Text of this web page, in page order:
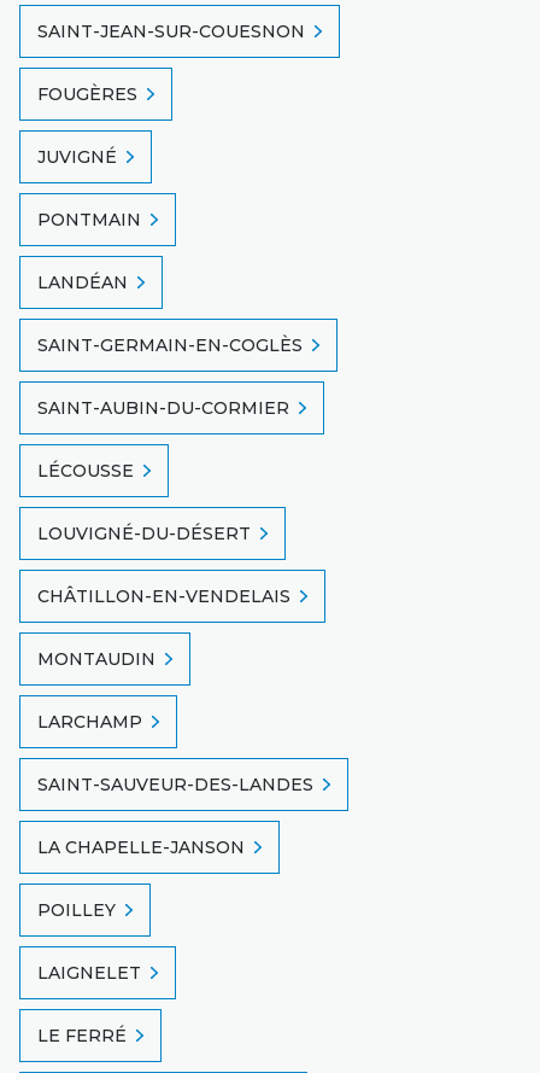
SAINT-JEAN-SUR-COUESNON
FOUGÈRES
JUVIGNÉ
PONTMAIN
LANDÉAN
SAINT-GERMAIN-EN-COGLÈS
SAINT-AUBIN-DU-CORMIER
LÉCOUSSE
LOUVIGNÉ-DU-DÉSERT
CHÂTILLON-EN-VENDELAIS
MONTAUDIN
LARCHAMP
SAINT-SAUVEUR-DES-LANDES
LA CHAPELLE-JANSON
POILLEY
LAIGNELET
LE FERRÉ